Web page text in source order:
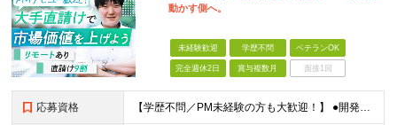
動かす側へ。
未経験歓迎 学歴不問 ベテランOK
完全週休2日 賞与複数月 面接1回
応募資格 【学歴不問／PM未経験の方も大歓迎！】 ●開発エンジニアとしての実務経験をお持ちの方 ～採用担当者より～ 「PM経験が一切ない」という方もご心配なく！ 面接で一番大切にしているのは「これまでどんな業